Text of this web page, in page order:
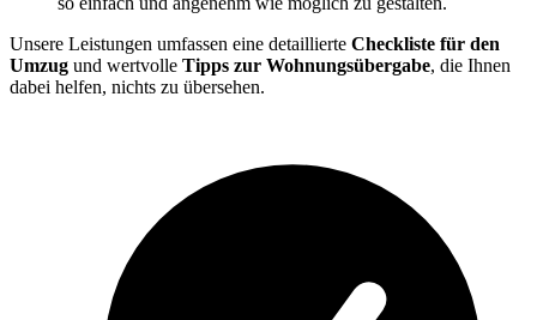
Unsere Leistungen umfassen eine detaillierte Checkliste für den
Umzug und wertvolle Tipps zur Wohnungsübergabe, die Ihnen
dabei helfen, nichts zu übersehen.